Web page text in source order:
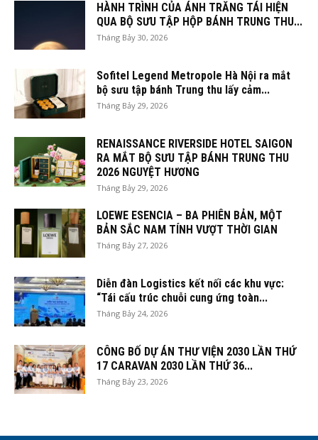
HÀNH TRÌNH CỦA ÁNH TRĂNG TÁI HIỆN
QUA BỘ SƯU TẬP HỘP BÁNH TRUNG THU...
Tháng Bảy 30, 2026
Sofitel Legend Metropole Hà Nội ra mắt
bộ sưu tập bánh Trung thu lấy cảm...
Tháng Bảy 29, 2026
RENAISSANCE RIVERSIDE HOTEL SAIGON
RA MẮT BỘ SƯU TẬP BÁNH TRUNG THU
2026 NGUYỆT HƯƠNG
Tháng Bảy 29, 2026
LOEWE ESENCIA – BA PHIÊN BẢN, MỘT
BẢN SẮC NAM TÍNH VƯỢT THỜI GIAN
Tháng Bảy 27, 2026
Diễn đàn Logistics kết nối các khu vực:
“Tái cấu trúc chuỗi cung ứng toàn...
Tháng Bảy 24, 2026
CÔNG BỐ DỰ ÁN THƯ VIỆN 2030 LẦN THỨ
17 CARAVAN 2030 LẦN THỨ 36...
Tháng Bảy 23, 2026